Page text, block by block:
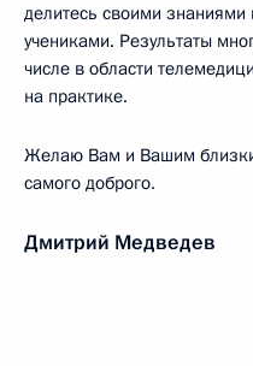
делитесь своими
учениками. Результаты
числе в области
на практике.
Желаю Вам и Вашим
самого доброго.
Дмитрий Медведев